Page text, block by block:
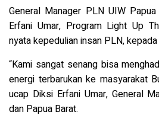
General Manager PLN UIW
Erfani Umar, Program Light Up
nyata kepedulian insan PLN,
“Kami sangat senang bisa
energi terbarukan ke masyarakat
ucap Diksi Erfani Umar, General
dan Papua Barat.